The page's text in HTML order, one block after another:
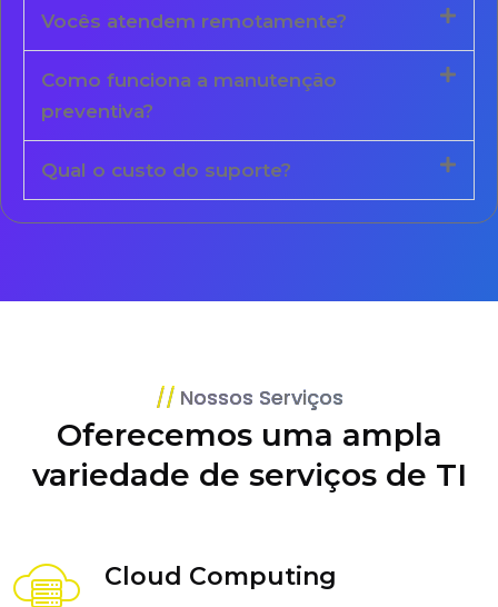
Vocês atendem remotamente?
Como funciona a manutenção
preventiva?
Qual o custo do suporte?
Nossos Serviços
Oferecemos uma ampla
variedade de serviços de TI
Cloud Computing